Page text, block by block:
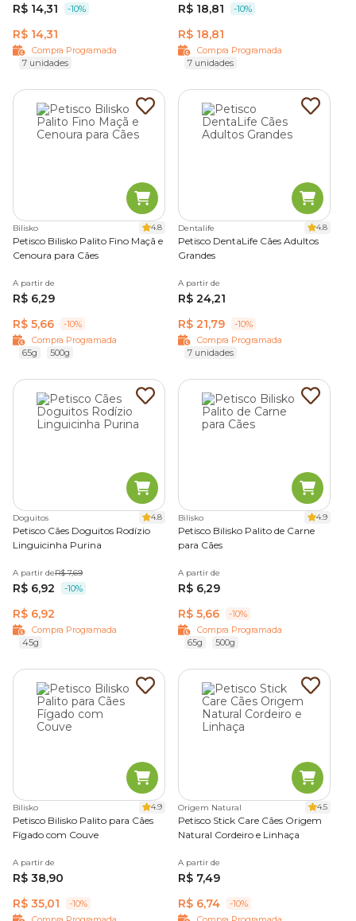
R$ 14,31 -10%
R$ 14,31
Compra Programada
7 unidades
R$ 18,81 -10%
R$ 18,81
Compra Programada
7 unidades
Bilisko 4.8
Petisco Bilisko Palito Fino Maçã e
Cenoura para Cães
A partir de
R$ 6,29
R$ 5,66
-10%
Compra Programada
65g
500g
Dentalife 4.8
Petisco DentaLife Cães Adultos
Grandes
A partir de
R$ 24,21
R$ 21,79
-10%
Compra Programada
7 unidades
Doguitos 4.8
Petisco Cães Doguitos Rodízio
Linguicinha Purina
A partir deR$ 7,69
R$ 6,92 -10%
R$ 6,92
Compra Programada
45g
Bilisko 4.9
Petisco Bilisko Palito de Carne
para Cães
A partir de
R$ 6,29
R$ 5,66
-10%
Compra Programada
65g
500g
Bilisko 4.9
Petisco Bilisko Palito para Cães
Fígado com Couve
A partir de
R$ 38,90
R$ 35,01
-10%
Origem Natural 4.5
Petisco Stick Care Cães Origem
Natural Cordeiro e Linhaça
A partir de
R$ 7,49
R$ 6,74
-10%